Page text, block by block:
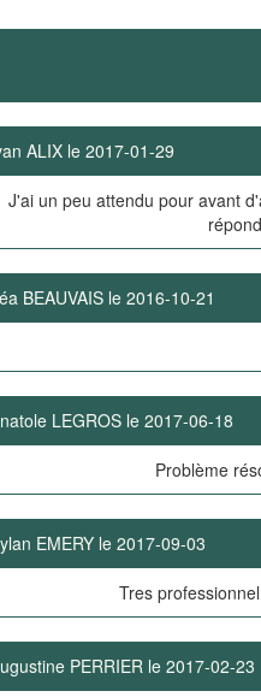
ALIX le 2017-01-29
J'ai un peu attendu pour avant
BEAUVAIS le 2016-10-21
LEGROS le 2017-06-18
Problème
EMERY le 2017-09-03
Tres
PERRIER le 2017-02-23